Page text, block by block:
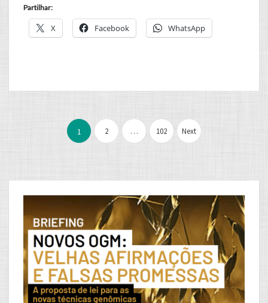
Partilhar:
X Facebook WhatsApp
Paginação
dos
1 2 … 102 Next